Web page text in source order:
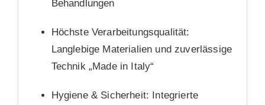
Behandlungen
Höchste Verarbeitungsqualität:
Langlebige Materialien und zuverlässige
Technik „Made in Italy“
Hygiene & Sicherheit: Integrierte